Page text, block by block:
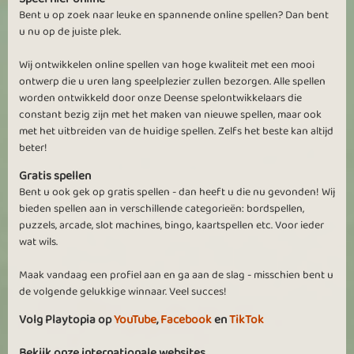
Super leuk om doen
Super leuk om doen. Echt een aanrader om te doen.
Zie meer
Bent u op zoek naar leuke en spannende online spellen? Dan bent
u nu op de juiste plek.
Wij ontwikkelen online spellen van hoge kwaliteit met een mooi
ontwerp die u uren lang speelplezier zullen bezorgen. Alle spellen
worden ontwikkeld door onze Deense spelontwikkelaars die
constant bezig zijn met het maken van nieuwe spellen, maar ook
met het uitbreiden van de huidige spellen. Zelfs het beste kan altijd
beter!
Gratis spellen
Bent u ook gek op gratis spellen - dan heeft u die nu gevonden! Wij
bieden spellen aan in verschillende categorieën: bordspellen,
puzzels, arcade, slot machines, bingo, kaartspellen etc. Voor ieder
wat wils.
Maak vandaag een profiel aan en ga aan de slag - misschien bent u
de volgende gelukkige winnaar. Veel succes!
Volg Playtopia opYouTube,FacebookenTikTok